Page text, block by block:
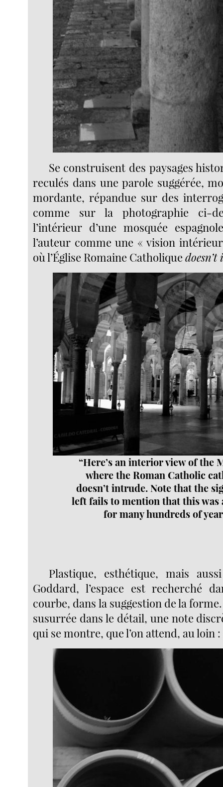
Se construisent des paysages
reculés dans une parole suggérée,
mordante, répandue sur des
comme sur la photographie ci-
l’intérieur d’une mosquée
l’auteur comme une « vision
où l’Église Romaine Catholique
“Here’s an interior view of the
where the Roman Catholic
doesn’t intrude. Note that the
left fails to mention that this was
for many hundreds of
Plastique, esthétique, mais
Goddard, l’espace est recherché
courbe, dans la suggestion de la
susurrée dans le détail, une note
qui se montre, que l’on attend, au loin :